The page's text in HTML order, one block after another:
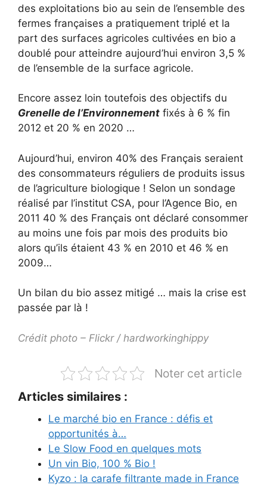
des exploitations bio au sein de l’ensemble des
fermes françaises a pratiquement triplé et la
part des surfaces agricoles cultivées en bio a
doublé pour atteindre aujourd’hui environ 3,5 %
de l’ensemble de la surface agricole.
Encore assez loin toutefois des objectifs du
Grenelle de l’Environnement fixés à 6 % fin
2012 et 20 % en 2020 …
Aujourd’hui, environ 40% des Français seraient
des consommateurs réguliers de produits issus
de l’agriculture biologique ! Selon un sondage
réalisé par l’institut CSA, pour l’Agence Bio, en
2011 40 % des Français ont déclaré consommer
au moins une fois par mois des produits bio
alors qu’ils étaient 43 % en 2010 et 46 % en
2009…
Un bilan du bio assez mitigé … mais la crise est
passée par là !
Crédit photo – Flickr / hardworkinghippy
Noter cet article
Articles similaires :
Le marché bio en France : défis et
opportunités à…
Le Slow Food en quelques mots
Un vin Bio, 100 % Bio !
Kyzo : la carafe filtrante made in France